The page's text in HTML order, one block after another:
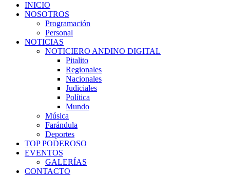
INICIO
NOSOTROS
Programación
Personal
NOTICIAS
NOTICIERO ANDINO DIGITAL
Pitalito
Regionales
Nacionales
Judiciales
Política
Mundo
Música
Farándula
Deportes
TOP PODEROSO
EVENTOS
GALERÍAS
CONTACTO